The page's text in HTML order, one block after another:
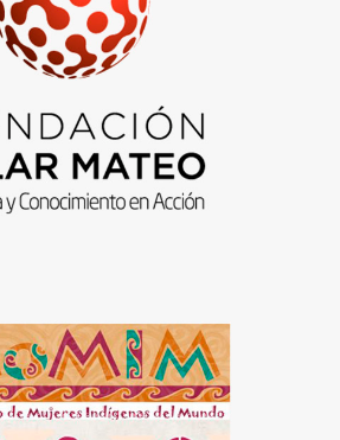
Fundación Pilar Mateo
MoMIM